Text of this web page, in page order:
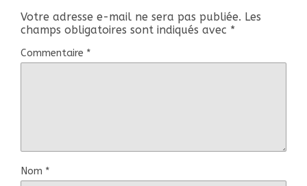
Votre adresse e-mail ne sera pas publiée. Les
champs obligatoires sont indiqués avec *
Commentaire *
Nom *